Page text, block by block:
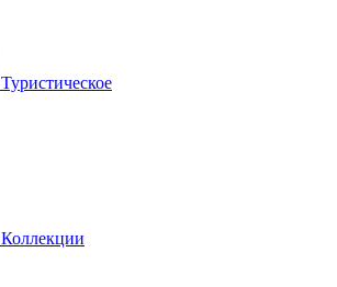
Туристическое
Коллекции